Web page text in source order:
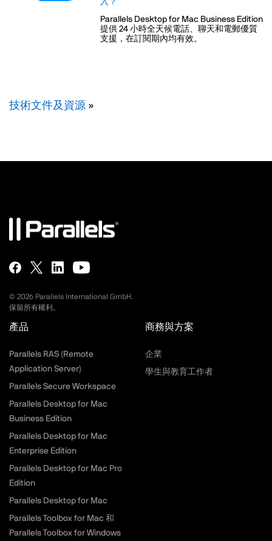
Parallels Desktop for Mac Business Edition
提供 24 小時全天候電話、聊天和電郵優質
支援，在訂閱期內均有效。
技術文件及資源 »
© 2026 Parallels International GmbH.
保留所有權利。
產品
Parallels RAS (Remote
Application Server)
Parallels Secure Workspace
Parallels Desktop for Mac
Business Edition
Parallels Desktop for Mac
Enterprise Edition
Parallels Desktop for Mac Pro
Edition
Parallels Desktop for Mac
Parallels Toolbox for Mac 和
Parallels Toolbox for Windows
商務與方案
企業
學生與教育工作者